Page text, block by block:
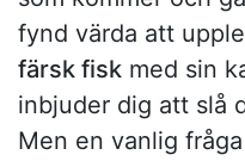
fynd värda att
färsk fisk med sin
inbjuder dig att slå
Men en vanlig